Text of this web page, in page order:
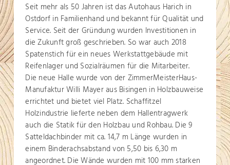
Seit mehr als 50 Jahren ist das Autohaus Harich in
Ostdorf in Familienhand und bekannt für Qualität und
Service. Seit der Gründung wurden Investitionen in
die Zukunft groß geschrieben. So war auch 2018
Spatenstich für ein neues Werkstattgebäude mit
Reifenlager und Sozialräumen für die Mitarbeiter.
Die neue Halle wurde von der ZimmerMeisterHaus-
Manufaktur Willi Mayer aus Bisingen in Holzbauweise
errichtet und bietet viel Platz. Schaffitzel
Holzindustrie lieferte neben dem Hallentragwerk
auch die Statik für den Holzbau und Rohbau. Die 9
Satteldachbinder mit ca. 14,7 m Länge wurden in
einem Binderachsabstand von 5,50 bis 6,30 m
angeordnet. Die Wände wurden mit 100 mm starken